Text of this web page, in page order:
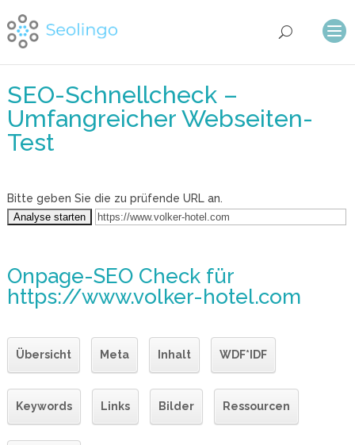
SEO-Schnellcheck –
Umfangreicher Webseiten-
Test
Bitte geben Sie die zu prüfende URL an.
Onpage-SEO Checkfür
https://www.volker-hotel.com
Übersicht Meta Inhalt WDF*IDF
Keywords Links Bilder Ressourcen